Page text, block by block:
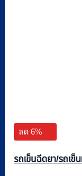
ลด 6%
รถเข็นฉีดยา/รถเ